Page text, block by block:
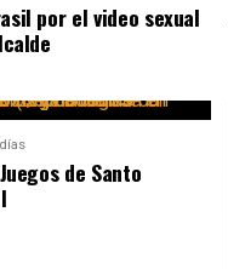
por el video sexual
de Santo